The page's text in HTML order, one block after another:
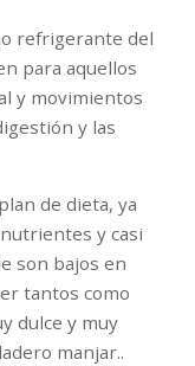
refrigerante del
para aquellos
y movimientos
y las
de dieta, ya
y casi
son bajos en
tantos como
dulce y muy
manjar..